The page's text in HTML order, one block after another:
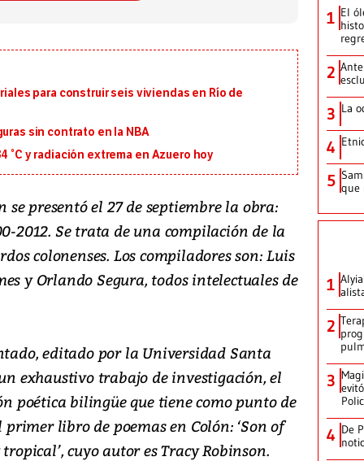
para construir seis viviendas en Río de
sin contrato en la NBA
°C y radiación extrema en Azuero hoy
presentó el 27 de septiembre la obra:
2012. Se trata de una compilación de la
colonenses. Los compiladores son: Luis
y Orlando Segura, todos intelectuales de
editado por la Universidad Santa
exhaustivo trabajo de investigación, el
poética bilingüe que tiene como punto de
libro de poemas en Colón: ‘Son of
cuyo autor es Tracy Robinson.
1 El
2
3 La
4
5 que
1
2
3
4 De